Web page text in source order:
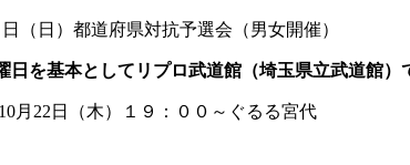
道府県対抗予選会（男女開催）
日を基本としてリプロ武道館（埼玉県立武道館
月22日（木）１９：００～ぐるる宮代